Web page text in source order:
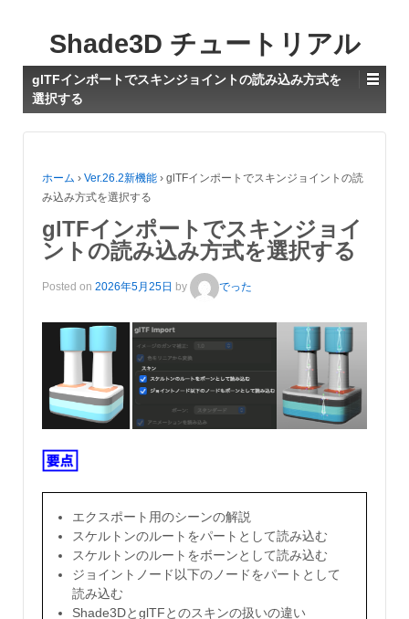
Shade3D チュートリアル
glTFインポートでスキンジョイントの読み込み方式を
選択する
ホーム › Ver.26.2新機能 › glTFインポートでスキンジョイントの読
み込み方式を選択する
glTFインポートでスキンジョイ
ントの読み込み方式を選択する
Posted on 2026年5月25日 by でった
エクスポート用のシーンの解説
スケルトンのルートをパートとして読み込む
スケルトンのルートをボーンとして読み込む
ジョイントノード以下のノードをパートとして
読み込む
Shade3DとglTFとのスキンの扱いの違い